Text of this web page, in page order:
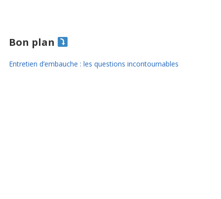
Bon plan
Entretien d’embauche : les questions incontournables